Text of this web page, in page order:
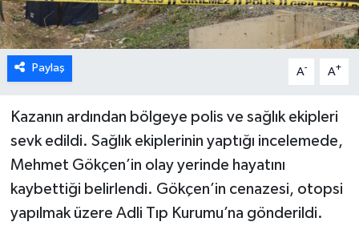
Paylaş A- A+
Kazanın ardından bölgeye polis ve sağlık ekipleri
sevk edildi. Sağlık ekiplerinin yaptığı incelemede,
Mehmet Gökçen’in olay yerinde hayatını
kaybettiği belirlendi. Gökçen’in cenazesi, otopsi
yapılmak üzere Adli Tıp Kurumu’na gönderildi.